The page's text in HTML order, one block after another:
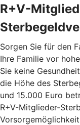
R+V-
Sorgen Sie für den
Ihre Familie vor
Sie keine
die Höhe des
und 15.000 Euro
R+V-Mitglieder-